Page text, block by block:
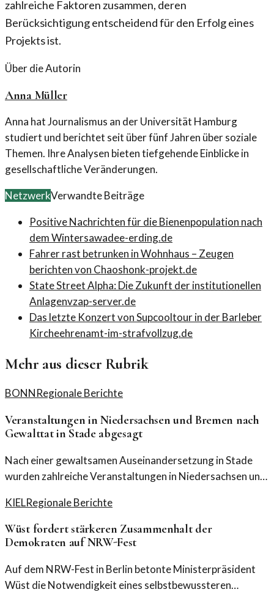
zahlreiche Faktoren zusammen, deren
Berücksichtigung entscheidend für den Erfolg eines
Projekts ist.
Über die Autorin
Anna Müller
Anna hat Journalismus an der Universität Hamburg
studiert und berichtet seit über fünf Jahren über soziale
Themen. Ihre Analysen bieten tiefgehende Einblicke in
gesellschaftliche Veränderungen.
NetzwerkVerwandte Beiträge
Positive Nachrichten für die Bienenpopulation nach
dem Wintersawadee-erding.de
Fahrer rast betrunken in Wohnhaus – Zeugen
berichten von Chaoshonk-projekt.de
State Street Alpha: Die Zukunft der institutionellen
Anlagenvzap-server.de
Das letzte Konzert von Supcooltour in der Barleber
Kircheehrenamt-im-strafvollzug.de
Mehr aus dieser Rubrik
BONNRegionale Berichte
Veranstaltungen in Niedersachsen und Bremen nach
Gewalttat in Stade abgesagt
Nach einer gewaltsamen Auseinandersetzung in Stade
wurden zahlreiche Veranstaltungen in Niedersachsen und
oberste Priorität.
KIELRegionale Berichte
Wüst fordert stärkeren Zusammenhalt der
Demokraten auf NRW-Fest
Auf dem NRW-Fest in Berlin betonte Ministerpräsident
Wüst die Notwendigkeit eines selbstbewussteren